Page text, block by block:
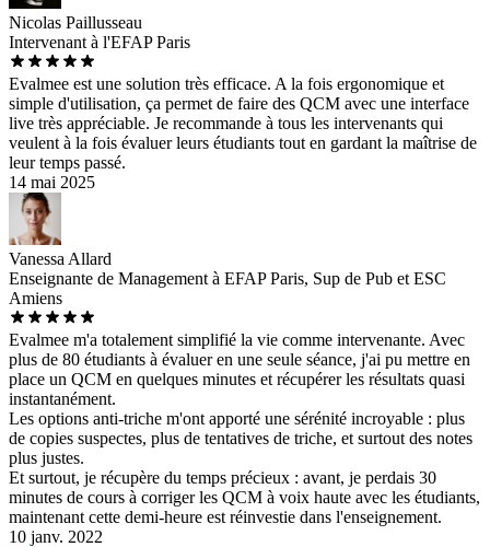
Nicolas Paillusseau
Intervenant à l'EFAP Paris
Evalmee est une solution très efficace. A la fois ergonomique et
simple d'utilisation, ça permet de faire des QCM avec une interface
live très appréciable. Je recommande à tous les intervenants qui
veulent à la fois évaluer leurs étudiants tout en gardant la maîtrise de
leur temps passé.
14 mai 2025
Vanessa Allard
Enseignante de Management à EFAP Paris, Sup de Pub et ESC
Amiens
Evalmee m'a totalement simplifié la vie comme intervenante. Avec
plus de 80 étudiants à évaluer en une seule séance, j'ai pu mettre en
place un QCM en quelques minutes et récupérer les résultats quasi
instantanément.
Les options anti-triche m'ont apporté une sérénité incroyable : plus
de copies suspectes, plus de tentatives de triche, et surtout des notes
plus justes.
Et surtout, je récupère du temps précieux : avant, je perdais 30
minutes de cours à corriger les QCM à voix haute avec les étudiants,
maintenant cette demi-heure est réinvestie dans l'enseignement.
10 janv. 2022